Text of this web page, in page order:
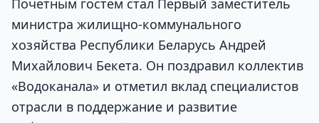
Почетным гостем стал Первый заместитель
министра жилищно-коммунального
хозяйства Республики Беларусь Андрей
Михайлович Бекета. Он поздравил коллектив
«Водоканала» и отметил вклад специалистов
отрасли в поддержание и развитие